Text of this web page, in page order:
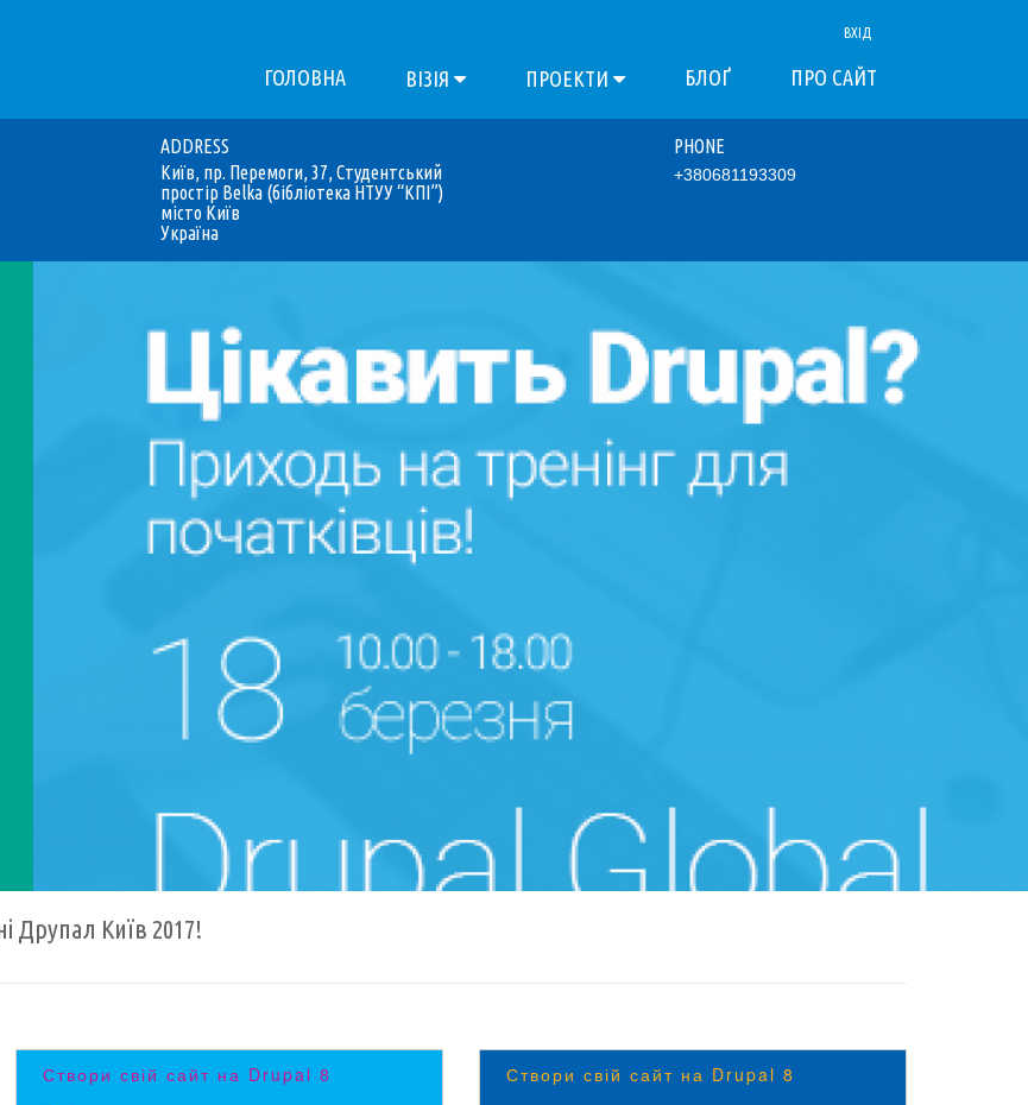
ВХІД
ГОЛОВНА ВІЗІЯ ПРОЕКТИ БЛОҐ ПРО САЙТ
ADDRESS
Київ, пр. Перемоги, 37, Студентський
простір Belka (бібліотека НТУУ “КПІ”)
місто Київ
Україна
PHONE
+380681193309
Друпал Київ 2017!
Створи свій сайт на Drupal 8 Створи свій сайт на Drupal 8